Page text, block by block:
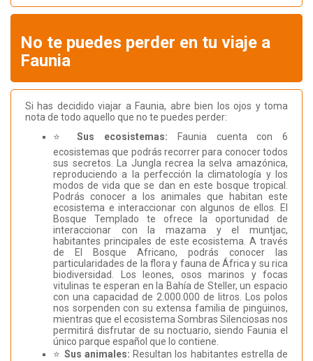
No te puedes perder en tu viaje a
Faunia
Si has decidido viajar a Faunia, abre bien los ojos y toma
nota de todo aquello que no te puedes perder:
⭐Sus ecosistemas: Faunia cuenta con 6
ecosistemas que podrás recorrer para conocer todos
sus secretos. La Jungla recrea la selva amazónica,
reproduciendo a la perfección la climatología y los
modos de vida que se dan en este bosque tropical.
Podrás conocer a los animales que habitan este
ecosistema e interaccionar con algunos de ellos. El
Bosque Templado te ofrece la oportunidad de
interaccionar con la mazama y el muntjac,
habitantes principales de este ecosistema. A través
de El Bosque Africano, podrás conocer las
particularidades de la flora y fauna de África y su rica
biodiversidad. Los leones, osos marinos y focas
vitulinas te esperan en la Bahía de Steller, un espacio
con una capacidad de 2.000.000 de litros. Los polos
nos sorpenden con su extensa familia de pingüinos,
mientras que el ecosistema Sombras Silenciosas nos
permitirá disfrutar de su noctuario, siendo Faunia el
único parque español que lo contiene.
⭐ Sus animales: Resultan los habitantes estrella de